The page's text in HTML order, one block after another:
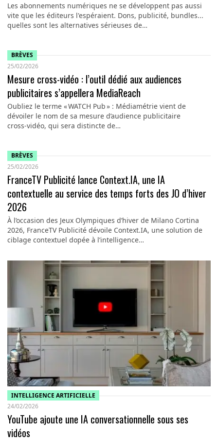
Les abonnements numériques ne se développent pas aussi
vite que les éditeurs l'espéraient. Dons, publicité, bundles...
quelles sont les alternatives sérieuses de…
BRÈVES
25/02/2026
Mesure cross-vidéo : l’outil dédié aux audiences
publicitaires s’appellera MediaReach
Oubliez le terme « WATCH Pub » : Médiamétrie vient de
dévoiler le nom de sa mesure d’audience publicitaire
cross‑vidéo, qui sera distincte de…
BRÈVES
25/02/2026
FranceTV Publicité lance Context.IA, une IA
contextuelle au service des temps forts des JO d’hiver
2026
À l’occasion des Jeux Olympiques d’hiver de Milano Cortina
2026, FranceTV Publicité dévoile Context.IA, une solution de
ciblage contextuel dopée à l’intelligence…
INTELLIGENCE ARTIFICIELLE
24/02/2026
YouTube ajoute une IA conversationnelle sous ses
vidéos